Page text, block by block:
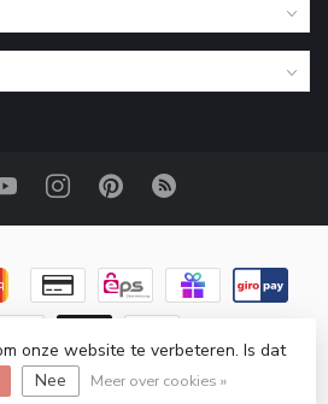
2026 Haakpret
onze website te verbeteren. Is dat
Nee Meer over cookies »